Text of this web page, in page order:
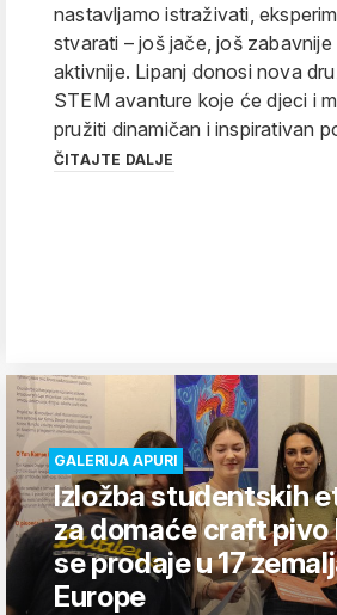
nastavljamo istraživati,
stvarati – još jače, još zabavnije
aktivnije. Lipanj donosi nova
STEM avanture koje će djeci i
pružiti dinamičan i inspirativan
ČITAJTE DALJE
GALERIJA APURI
Izložba studentskih
za domaće craft pivo
se prodaje u 17
Europe